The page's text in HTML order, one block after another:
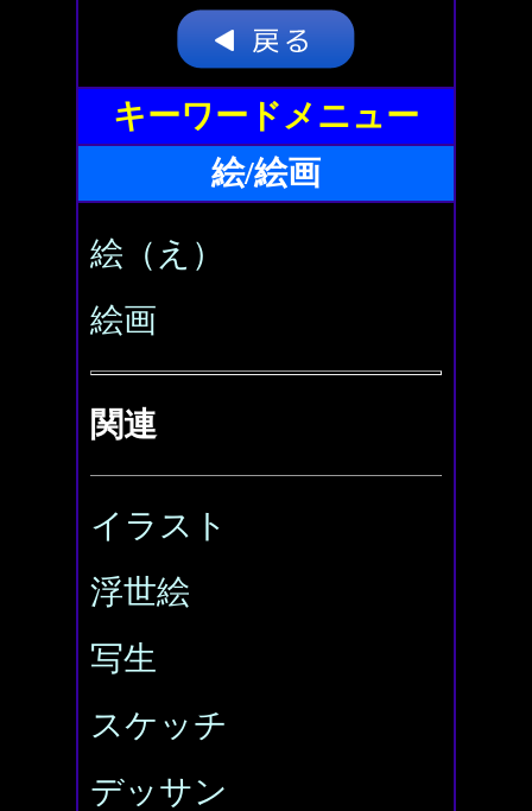
キーワードメニュー
絵/絵画
絵（え）
絵画
関連
イラスト
浮世絵
写生
スケッチ
デッサン